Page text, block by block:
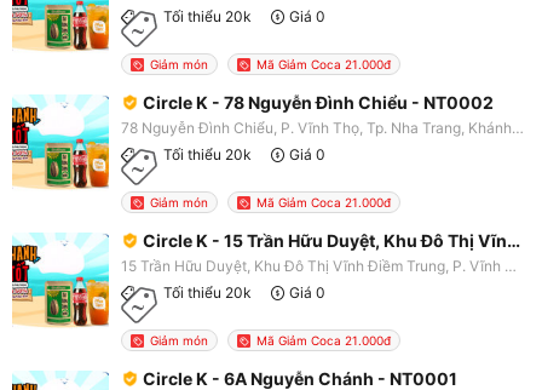
Tối thiểu 20k
Giá 0
Giảm món Mã Giảm Coca 21.000đ
Circle K - 78 Nguyễn Đình Chiểu - NT0002
78 Nguyễn Đình Chiểu, P. Vĩnh Thọ, Tp. Nha Trang, Khánh Hoà
Tối thiểu 20k
Giá 0
Giảm món Mã Giảm Coca 21.000đ
Circle K - 15 Trần Hữu Duyệt, Khu Đô Thị Vĩnh Điềm Trung - NT0003
15 Trần Hữu Duyệt, Khu Đô Thị Vĩnh Điềm Trung, P. Vĩnh Hiệp, Tp. Nha Trang, Khánh Hoà
Tối thiểu 20k
Giá 0
Giảm món Mã Giảm Coca 21.000đ
Circle K - 6A Nguyễn Chánh - NT0001